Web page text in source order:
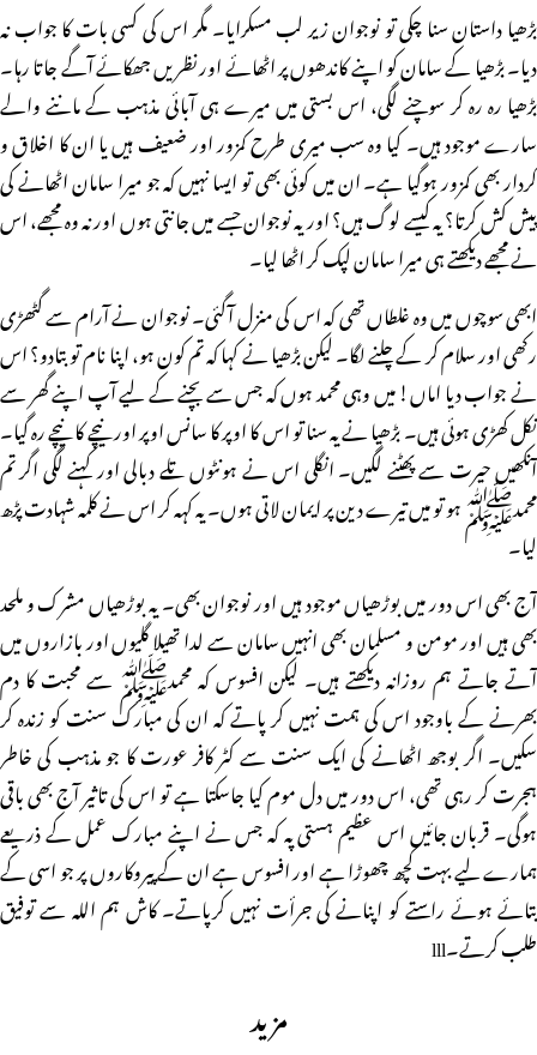
بڑھیا داستان سنا چکی تو نوجوان زیر لب مسکرایا۔ مگر اس کی کسی بات کا جواب نہ
دیا۔ بڑھیا کے سامان کو اپنے کاندھوں پر اٹھائے اور نظریں جھکائے آگے جاتا رہا۔
بڑھیا رہ رہ کر سوچنے لگی، اس بستی میں میرے ہی آبائی مذہب کے ماننے والے
سارے موجود ہیں۔ کیا وہ سب میری طرح کمزور اور ضعیف ہیں یا ان کا اخلاق و
کردار بھی کمزور ہوگیا ہے۔ ان میں کوئی بھی تو ایسا نہیں کہ جو میرا سامان اٹھانے کی
پیش کش کرتا؟ یہ کیسے لوگ ہیں؟ اور یہ نوجوان جسے میں جانتی ہوں اور نہ وہ مجھے، اس
نے مجھے دیکھتے ہی میرا سامان لپک کر اٹھا لیا۔
ابھی سوچوں میں وہ غلطاں تھی کہ اس کی منزل آگئی۔ نوجوان نے آرام سے گٹھڑی
رکھی اور سلام کر کے چلنے لگا۔ لیکن بڑھیا نے کہا کہ تم کون ہو، اپنا نام تو بتادو؟ اس
نے جواب دیا اماں! میں وہی محمد ہوں کہ جس سے بچنے کے لیے آپ اپنے گھر سے
نکل کھڑی ہوئی ہیں۔ بڑھیا نے یہ سنا تو اس کا اوپر کا سانس اوپر اور نیچے کا نیچے رہ گیا۔
آنکھیں حیرت سے پھٹنے لگیں۔ انگلی اس نے ہونٹوں تلے دبالی اور کہنے لگی اگر تم
محمدﷺ ہو تو میں تیرے دین پر ایمان لاتی ہوں۔ یہ کہہ کر اس نے کلمہ شہادت پڑھ
لیا۔
آج بھی اس دور میں بوڑھیاں موجود ہیں اور نوجوان بھی۔ یہ بوڑھیاں مشرک و ملحد
بھی ہیں اور مومن و مسلمان بھی انہیں سامان سے لدا تھیلا گلیوں اور بازاروں میں
آتے جاتے ہم روزانہ دیکھتے ہیں۔ لیکن افسوس کہ محمدﷺ سے محبت کا دم
بھرنے کے باوجود اس کی ہمت نہیں کر پاتے کہ ان کی مبارک سنت کو زندہ کر
سکیں۔ اگر بوجھ اٹھانے کی ایک سنت سے کٹر کافر عورت کا جو مذہب کی خاطر
ہجرت کر رہی تھی، اس دور میں دل موم کیا جاسکتا ہے تو اس کی تاثیر آج بھی باقی
ہوگی۔ قربان جائیں اس عظیم ہستی پہ کہ جس نے اپنے مبارک عمل کے ذریعے
ہمارے لیے بہت کچھ چھوڑا ہے اور افسوس ہے ان کے پیروکاروں پر جو اسی کے
بتائے ہوئے راستے کو اپنانے کی جرأت نہیں کرپاتے۔ کاش ہم اللہ سے توفیق
طلب کرتے۔lll
مزید